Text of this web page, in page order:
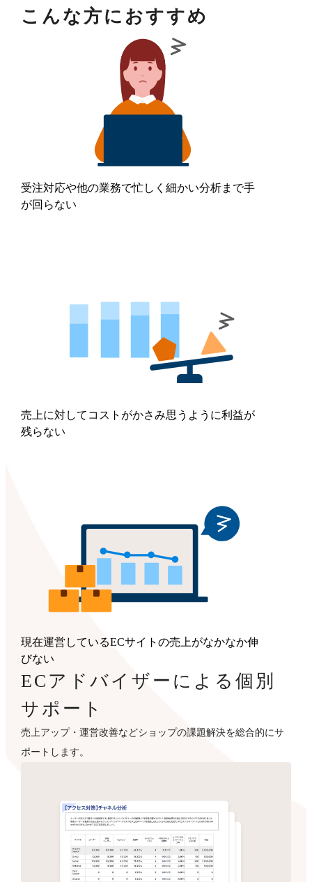
こんな方におすすめ
受注対応や他の業務で忙しく細かい分析まで手
が回らない
売上に対してコストがかさみ思うように利益が
残らない
現在運営しているECサイトの売上がなかなか伸
びない
ECアドバイザーによる個別
サポート
売上アップ・運営改善などショップの課題解決を総合的にサ
ポートします。